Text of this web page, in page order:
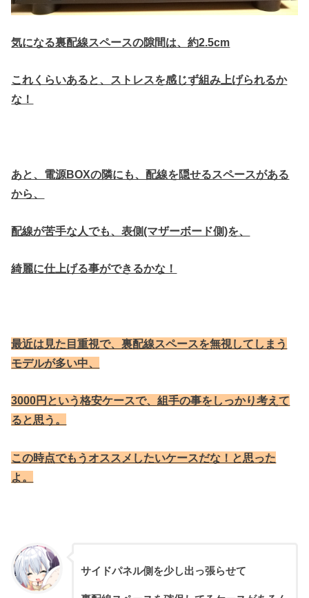
気になる裏配線スペースの隙間は、約2.5cm
これくらいあると、ストレスを感じず組み上げられるか
な！
あと、電源BOXの隣にも、配線を隠せるスペースがある
から、
配線が苦手な人でも、表側(マザーボード側)を、
綺麗に仕上げる事ができるかな！
最近は見た目重視で、裏配線スペースを無視してしまう
モデルが多い中、
3000円という格安ケースで、組手の事をしっかり考えて
ると思う。
この時点でもうオススメしたいケースだな！と思った
よ。
サイドパネル側を少し出っ張らせて